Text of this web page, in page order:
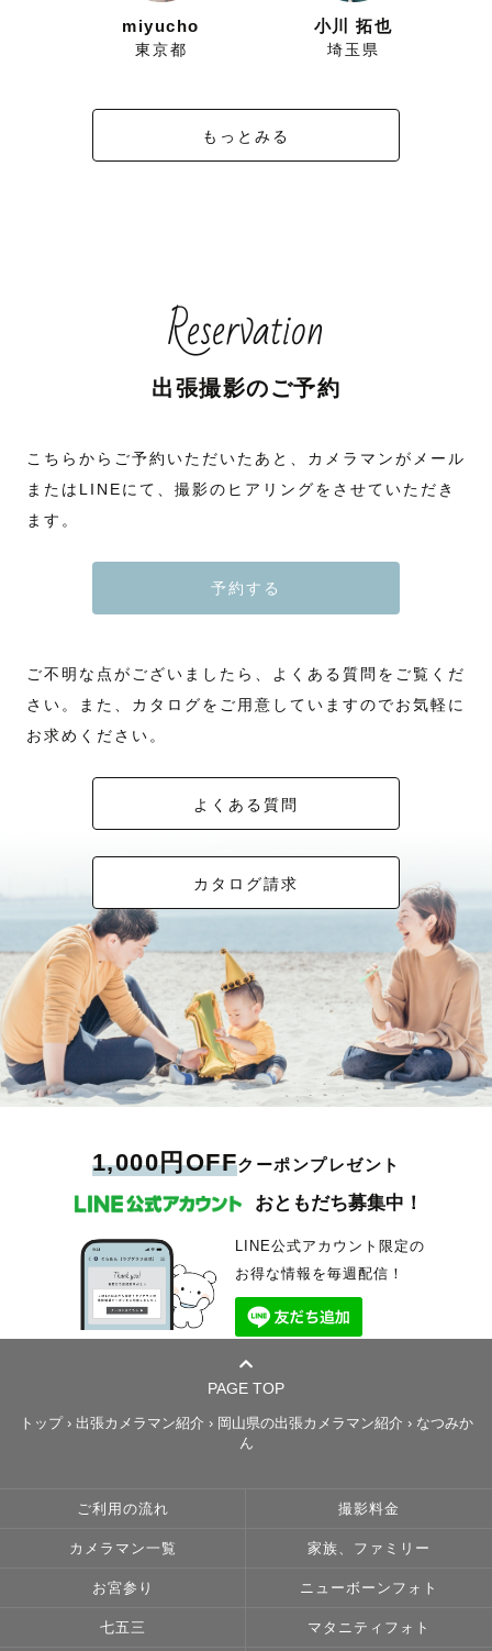
miyucho
東京都
小川 拓也
埼玉県
もっとみる
Reservation
出張撮影のご予約
こちらからご予約いただいたあと、カメラマンがメール
またはLINEにて、撮影のヒアリングをさせていただき
ます。
予約する
ご不明な点がございましたら、よくある質問をご覧くだ
さい。また、カタログをご用意していますのでお気軽に
お求めください。
よくある質問
カタログ請求
1,000円OFFクーポンプレゼント
おともだち募集中！
LINE公式アカウント限定の
お得な情報を毎週配信！
PAGE TOP
トップ› 出張カメラマン紹介 › 岡山県の出張カメラマン紹介 › なつみか
ん
ご利用の流れ 撮影料金
カメラマン一覧 家族、ファミリー
お宮参り ニューボーンフォト
七五三 マタニティフォト